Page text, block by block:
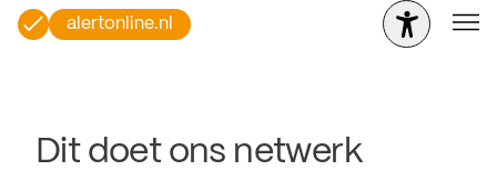
alertonline.nl
Dit doet ons netwerk